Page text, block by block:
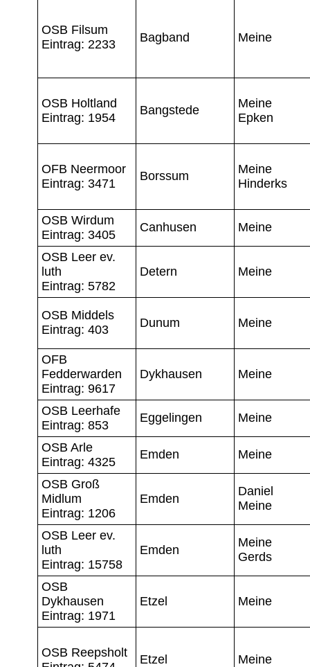
OSB Filsum
Eintrag: 2233
Bagband Meine
OSB Holtland
Eintrag: 1954
Bangstede
Meine
Epken
OFB Neermoor
Eintrag: 3471
Borssum
Meine
Hinderks
OSB Wirdum
Eintrag: 3405
Canhusen Meine
OSB Leer ev.
luth
Eintrag: 5782
Detern Meine
OSB Middels
Eintrag: 403
Dunum Meine
OFB
Fedderwarden
Eintrag: 9617
Dykhausen Meine
OSB Leerhafe
Eintrag: 853
Eggelingen Meine
OSB Arle
Eintrag: 4325
Emden Meine
OSB Groß
Midlum
Eintrag: 1206
Emden
Daniel
Meine
OSB Leer ev.
luth
Eintrag: 15758
Emden
Meine
Gerds
OSB
Dykhausen
Eintrag: 1971
Etzel Meine
OSB Reepsholt
Etzel Meine